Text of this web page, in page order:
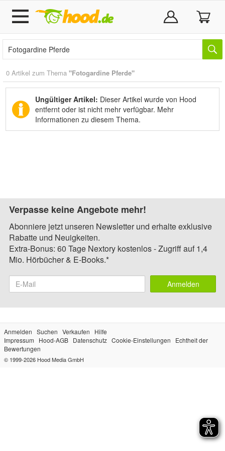
0 Artikel zum Thema "Fotogardine Pferde"
Ungültiger Artikel: Dieser Artikel wurde von Hood
entfernt oder ist nicht mehr verfügbar. Mehr
Informationen zu diesem Thema.
Verpasse keine Angebote mehr!
Abonniere jetzt unseren Newsletter und erhalte exklusive
Rabatte und Neuigkeiten.
Extra-Bonus: 60 Tage Nextory kostenlos - Zugriff auf 1,4
Mio. Hörbücher & E-Books.*
Anmelden
Anmelden Suchen Verkaufen
Hilfe
Impressum
Hood-AGB Datenschutz Cookie-Einstellungen
Echtheit der
Bewertungen
© 1999-2026 Hood Media GmbH